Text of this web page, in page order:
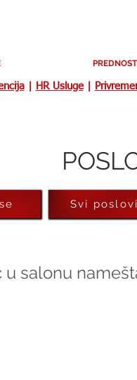
| HR Usluge|
u salonu
Svi poslovi